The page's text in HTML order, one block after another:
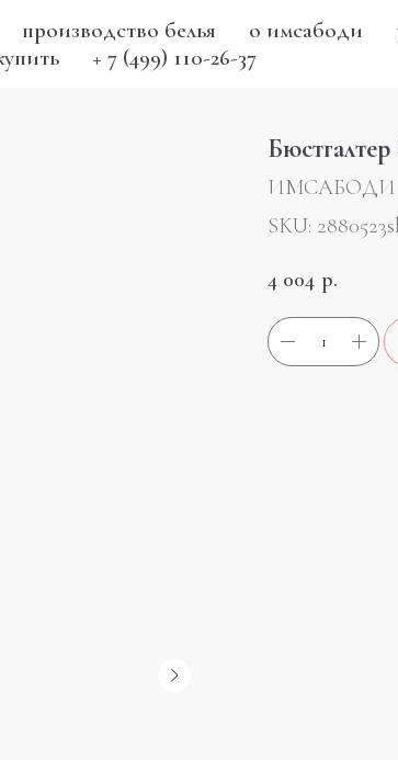
производство белья о имсабоди
+ 7 (499) 110-26-37
ИМСАБОДИ
SKU:
4 004 р.